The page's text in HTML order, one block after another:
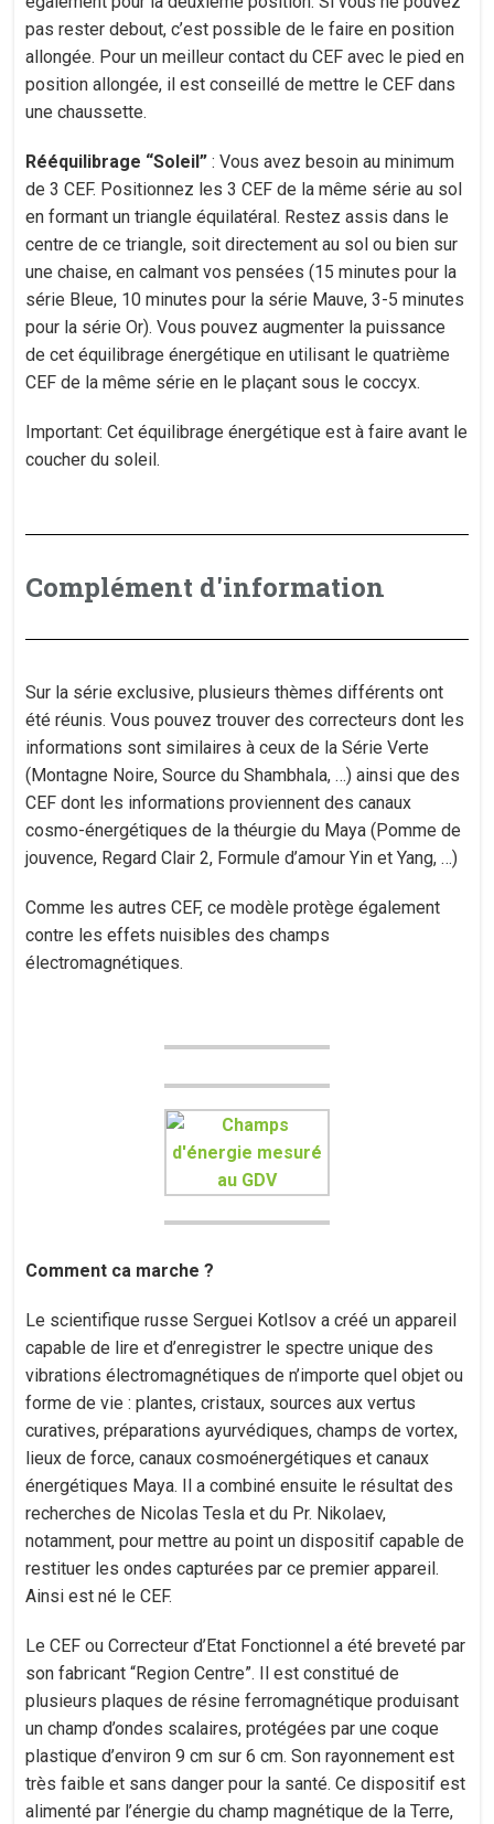
pas rester debout, c’est possible de le faire en position
allongée. Pour un meilleur contact du CEF avec le pied en
position allongée, il est conseillé de mettre le CEF dans
une chaussette.
Rééquilibrage “Soleil” : Vous avez besoin au minimum
de 3 CEF. Positionnez les 3 CEF de la même série au sol
en formant un triangle équilatéral. Restez assis dans le
centre de ce triangle, soit directement au sol ou bien sur
une chaise, en calmant vos pensées (15 minutes pour la
série Bleue, 10 minutes pour la série Mauve, 3-5 minutes
pour la série Or). Vous pouvez augmenter la puissance
de cet équilibrage énergétique en utilisant le quatrième
CEF de la même série en le plaçant sous le coccyx.
Important: Cet équilibrage énergétique est à faire avant le
coucher du soleil.
Complément d'information
Sur la série exclusive, plusieurs thèmes différents ont
été réunis. Vous pouvez trouver des correcteurs dont les
informations sont similaires à ceux de la Série Verte
(Montagne Noire, Source du Shambhala, …) ainsi que des
CEF dont les informations proviennent des canaux
cosmo-énergétiques de la théurgie du Maya (Pomme de
jouvence, Regard Clair 2, Formule d’amour Yin et Yang, …)
Comme les autres CEF, ce modèle protège également
contre les effets nuisibles des champs
électromagnétiques.
Comment ca marche ?
Le scientifique russe Serguei Kotlsov a créé un appareil
capable de lire et d’enregistrer le spectre unique des
vibrations électromagnétiques de n’importe quel objet ou
forme de vie : plantes, cristaux, sources aux vertus
curatives, préparations ayurvédiques, champs de vortex,
lieux de force, canaux cosmoénergétiques et canaux
énergétiques Maya. Il a combiné ensuite le résultat des
recherches de Nicolas Tesla et du Pr. Nikolaev,
notamment, pour mettre au point un dispositif capable de
restituer les ondes capturées par ce premier appareil.
Ainsi est né le CEF.
Le CEF ou Correcteur d’Etat Fonctionnel a été breveté par
son fabricant “Region Centre”. Il est constitué de
plusieurs plaques de résine ferromagnétique produisant
un champ d’ondes scalaires, protégées par une coque
plastique d’environ 9 cm sur 6 cm. Son rayonnement est
très faible et sans danger pour la santé. Ce dispositif est
alimenté par l’énergie du champ magnétique de la Terre,